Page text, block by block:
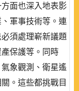
面也深入地表影
軍事技術等。連
須處理嶄新議題
保護等。同時
象觀測、衛星遙
。這些都挑戰目